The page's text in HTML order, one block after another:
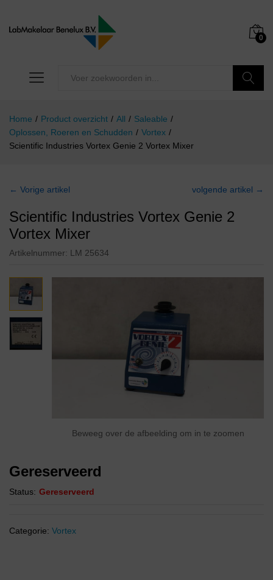
0
Home / Product overzicht / All / Saleable /
Oplossen, Roeren en Schudden / Vortex /
Scientific Industries Vortex Genie 2 Vortex Mixer
← Vorige artikel volgende artikel →
Scientific Industries Vortex Genie 2
Vortex Mixer
Artikelnummer: LM 25634
Beweeg over de afbeelding om in te zoomen
Gereserveerd
Status: Gereserveerd
Categorie: Vortex